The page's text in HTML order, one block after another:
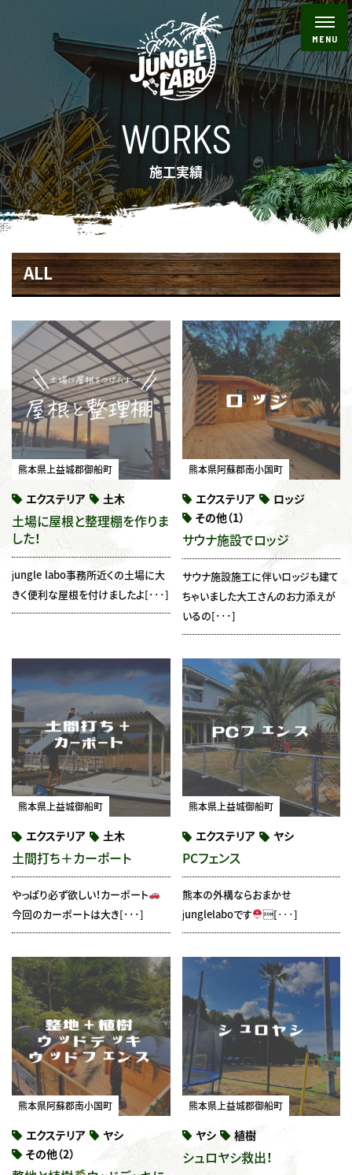
WORKS
施工実績
ALL
熊本県上益城郡御船町
エクステリア 土木
土場に屋根と整理棚を作りま
した！
jungle labo事務所近くの土場に大
きく便利な屋根を付けましたよ[･･･]
熊本県阿蘇郡南小国町
エクステリア
ロッジ
その他（1）
サウナ施設でロッジ
サウナ施設施工に伴いロッジも建て
ちゃいました大工さんのお力添えが
いるの[･･･]
熊本県上益城御船町
エクステリア 土木
土間打ち＋カーポート
やっぱり必ず欲しい！カーポート
今回のカーポートは大き[･･･]
熊本県上益城御船町
エクステリア ヤシ
PCフェンス
熊本の外構ならおまかせ
junglelaboです
[･･･]
熊本県阿蘇郡南小国町
エクステリア
ヤシ
その他（2）
熊本県上益城郡御船町
ヤシ 植樹
シュロヤシ救出！